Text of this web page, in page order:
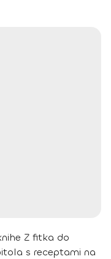
Z fitka do
s receptami na